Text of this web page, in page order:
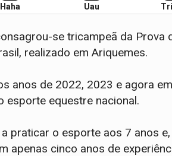
Haha Uau
se tricampeã da Prova
realizado em Ariquemes.
anos de 2022, 2023 e agora
esporte equestre nacional.
praticar o esporte aos 7 anos
apenas cinco anos de